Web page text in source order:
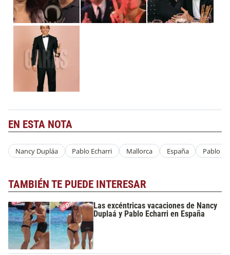
EN ESTA NOTA
Nancy Dupláa Pablo Echarri Mallorca España Pablo
TAMBIÉN TE PUEDE INTERESAR
Las excéntricas vacaciones de Nancy
Duplaá y Pablo Echarri en España